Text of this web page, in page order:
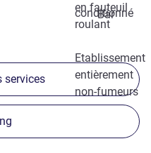
en fauteuil
roulant
conditionné
Bar
Etablissement
entièrement
non-fumeurs
services